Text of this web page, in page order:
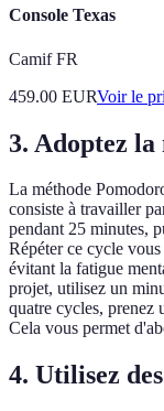
Console Texas
Camif FR
459.00 EURVoir le
3. Adoptez la
La méthode
consiste à travailler
pendant 25 minutes,
Répéter ce cycle
évitant la fatigue
projet, utilisez un
quatre cycles, prenez
Cela vous permet
4. Utilisez